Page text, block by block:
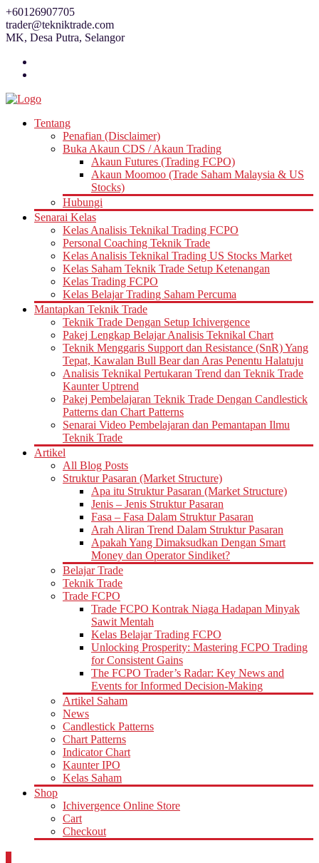
Skip
to
content
+60126907705
trader@tekniktrade.com
MK, Desa Putra, Selangor
Tentang
Penafian (Disclaimer)
Buka Akaun CDS / Akaun Trading
Akaun Futures (Trading FCPO)
Akaun Moomoo (Trade Saham Malaysia & US
Stocks)
Hubungi
Senarai Kelas
Kelas Analisis Teknikal Trading FCPO
Personal Coaching Teknik Trade
Kelas Analisis Teknikal Trading US Stocks Market
Kelas Saham Teknik Trade Setup Ketenangan
Kelas Trading FCPO
Kelas Belajar Trading Saham Percuma
Mantapkan Teknik Trade
Teknik Trade Dengan Setup Ichivergence
Pakej Lengkap Belajar Analisis Teknikal Chart
Teknik Menggaris Support dan Resistance (SnR) Yang
Tepat, Kawalan Bull Bear dan Aras Penentu Halatuju
Analisis Teknikal Pertukaran Trend dan Teknik Trade
Kaunter Uptrend
Pakej Pembelajaran Teknik Trade Dengan Candlestick
Patterns dan Chart Patterns
Senarai Video Pembelajaran dan Pemantapan Ilmu
Teknik Trade
Artikel
All Blog Posts
Struktur Pasaran (Market Structure)
Apa itu Struktur Pasaran (Market Structure)
Jenis – Jenis Struktur Pasaran
Fasa – Fasa Dalam Struktur Pasaran
Arah Aliran Trend Dalam Struktur Pasaran
Apakah Yang Dimaksudkan Dengan Smart
Money dan Operator Sindiket?
Belajar Trade
Teknik Trade
Trade FCPO
Trade FCPO Kontrak Niaga Hadapan Minyak
Sawit Mentah
Kelas Belajar Trading FCPO
Unlocking Prosperity: Mastering FCPO Trading
for Consistent Gains
The FCPO Trader’s Radar: Key News and
Events for Informed Decision-Making
Artikel Saham
News
Candlestick Patterns
Chart Patterns
Indicator Chart
Kaunter IPO
Kelas Saham
Shop
Ichivergence Online Store
Cart
Checkout